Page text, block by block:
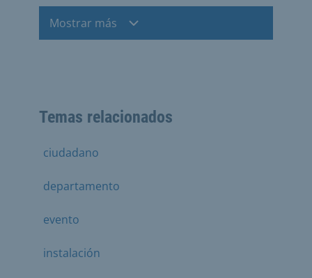
Mostrar más
Temas relacionados
ciudadano
departamento
evento
instalación